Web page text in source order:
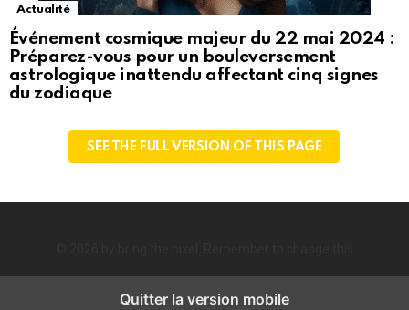
Actualité
Événement cosmique majeur du 22 mai 2024 :
Préparez-vous pour un bouleversement
astrologique inattendu affectant cinq signes
du zodiaque
SEE THE FULL VERSION OF THIS PAGE
Quitter la version mobile